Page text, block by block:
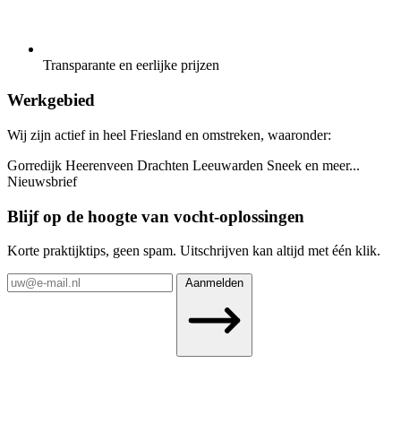
Transparante en eerlijke prijzen
Werkgebied
Wij zijn actief in heel Friesland en omstreken, waaronder:
Gorredijk Heerenveen Drachten Leeuwarden Sneek en meer...
Nieuwsbrief
Blijf op de hoogte van vocht-oplossingen
Korte praktijktips, geen spam. Uitschrijven kan altijd met één klik.
Aanmelden